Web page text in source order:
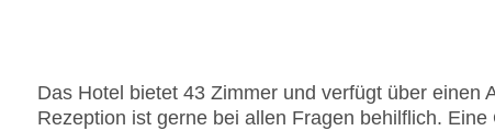
Das Hotel bietet 43 Zimmer und verfügt über einen
Rezeption ist gerne bei allen Fragen behilflich.